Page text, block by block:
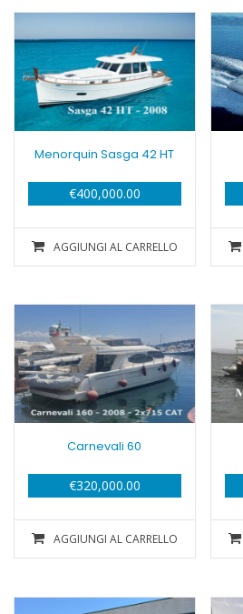
Menorquin Sasga 42 HT
€400,000.00
AGGIUNGI AL CARRELLO
Carnevali 60
€320,000.00
AGGIUNGI AL CARRELLO